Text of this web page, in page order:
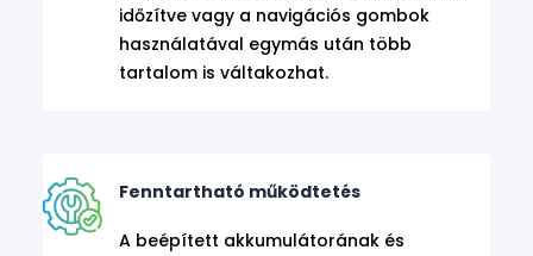
időzítve vagy a navigációs gombok
használatával egymás után több
tartalom is váltakozhat.
Fenntartható működtetés
A beépített akkumulátorának és